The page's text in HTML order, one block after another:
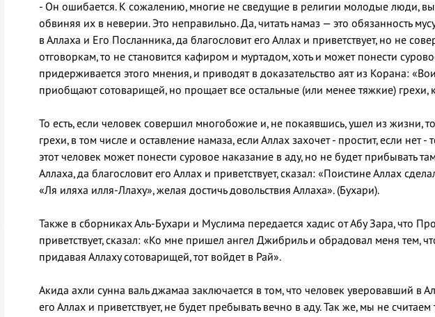
- Он ошибается. К сожалению, многие не сведущие в религии молодые люди,
обвиняя их в неверии. Это неправильно. Да, читать намаз — это обязанность
в Аллаха и Его Посланника, да благословит его Аллах и приветствует, но не
отговоркам, то не становится кафиром и муртадом, хоть и может понести
придерживается этого мнения, и приводят в доказательство аят из Корана:
приобщают сотоварищей, но прощает все остальные (или менее тяжкие) грехи,
То есть, если человек совершил многобожие и, не покаявшись, ушел из жизни,
грехи, в том числе и оставление намаза, если Аллах захочет - простит, если нет -
этот человек может понести суровое наказание в аду, но не будет прибывать
Аллаха, да благословит его Аллах и приветствует, сказал: «Поистине Аллах
«Ля иляха илля-Ллаху», желая достичь довольствия Аллаха». (Бухари).
Также в сборниках Аль-Бухари и Муслима передается хадис от Абу Зара, что
приветствует, сказал: «Ко мне пришел ангел Джибриль и обрадовал меня тем,
придавая Аллаху сотоварищей, тот войдет в Рай».
Акида ахли сунна валь джамаа заключается в том, что человек уверовавший в
его Аллах и приветствует, не будет пребывать вечно в аду. Так же, мы не считаем